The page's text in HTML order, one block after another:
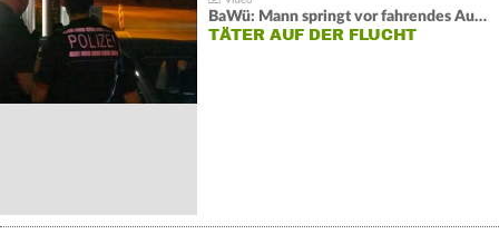
BaWü: Mann springt vor fahrendes Auto und schießt
TÄTER AUF DER FLUCHT